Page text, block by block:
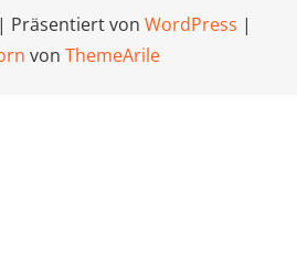
Präsentiert von WordPress |
von ThemeArile